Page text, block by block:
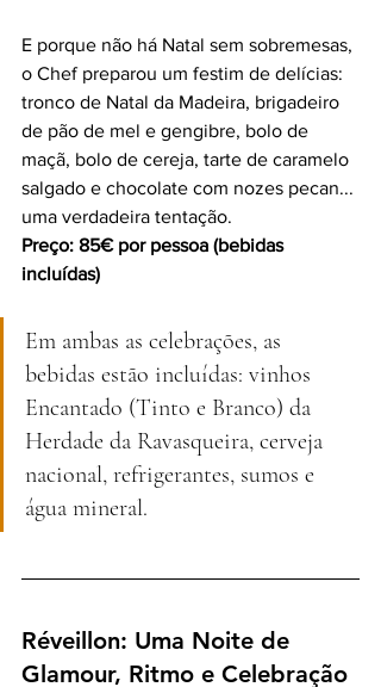
E porque não há Natal sem sobremesas,
o Chef preparou um festim de delícias:
tronco de Natal da Madeira, brigadeiro
de pão de mel e gengibre, bolo de
maçã, bolo de cereja, tarte de caramelo
salgado e chocolate com nozes pecan...
uma verdadeira tentação.
Preço: 85€ por pessoa (bebidas
incluídas)
Em ambas as celebrações, as
bebidas estão incluídas: vinhos
Encantado (Tinto e Branco) da
Herdade da Ravasqueira, cerveja
nacional, refrigerantes, sumos e
água mineral.
Réveillon: Uma Noite de
Glamour, Ritmo e Celebração